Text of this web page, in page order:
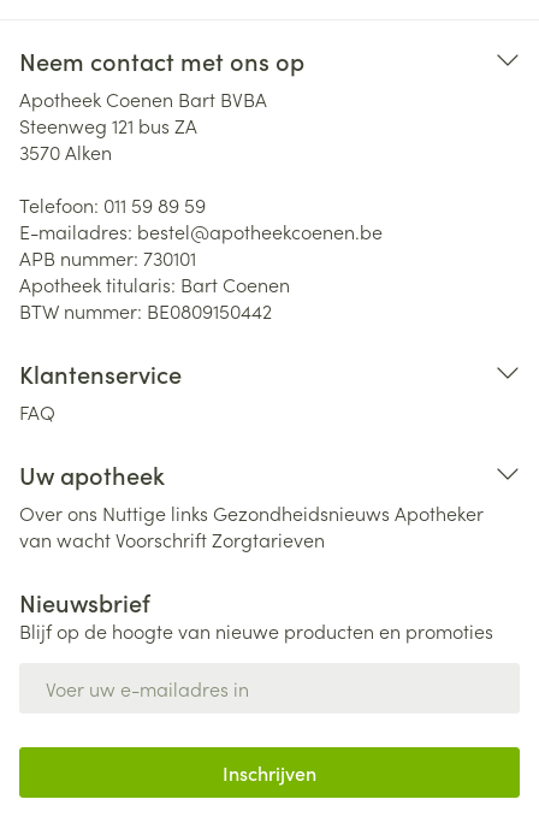
Neem contact met ons op
Apotheek Coenen Bart BVBA
Steenweg 121 bus ZA
3570Alken
Telefoon: 011 59 89 59
E-mailadres: bestel@apotheekcoenen.be
APB nummer: 730101
Apotheek titularis: Bart Coenen
BTW nummer: BE0809150442
Klantenservice
FAQ
Uw apotheek
Over ons Nuttige links Gezondheidsnieuws Apotheker
van wachtVoorschriftZorgtarieven
Nieuwsbrief
Blijf op de hoogte van nieuwe producten en promoties
Inschrijven